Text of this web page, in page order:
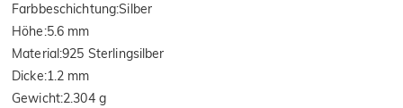
Farbbeschichtung:Silber
Höhe:5.6 mm
Material :925 Sterlingsilber
Dicke:1.2 mm
Gewicht:2.304 g